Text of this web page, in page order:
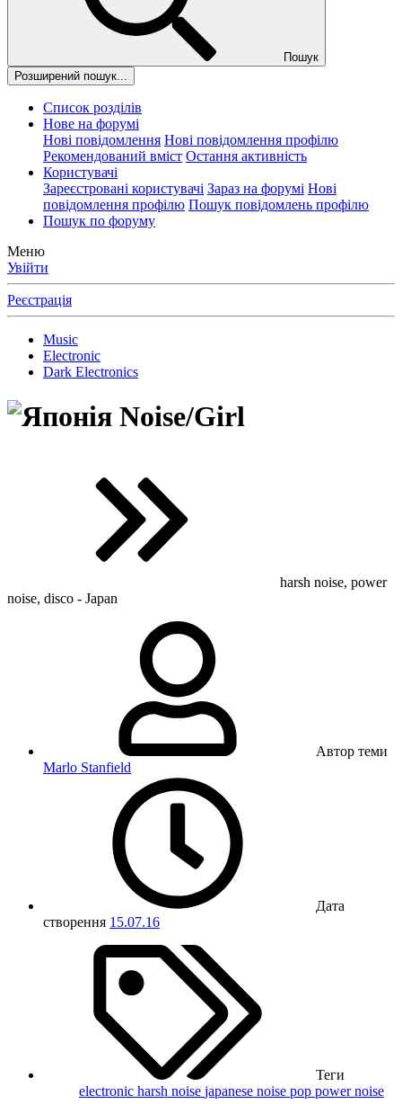
Пошук
Розширений пошук...
Список розділів
Нове на форумі
Нові повідомлення Нові повідомлення профілю
Рекомендований вміст Остання активність
Користувачі
Зареєстровані користувачі Зараз на форумі Нові
повідомлення профілю Пошук повідомлень профілю
Пошук по форуму
Меню
Увійти
Реєстрація
Music
Electronic
Dark Electronics
Noise/Girl
harsh noise, power
noise, disco - Japan
Автор теми
Marlo Stanfield
Дата
створення 15.07.16
Теги
electronic harsh noise japanese noise pop power noise